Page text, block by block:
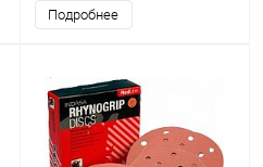
Подробнее